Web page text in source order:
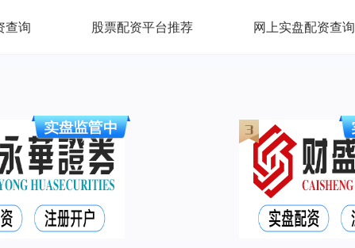
查询 股票配资平台推荐 网上实盘配资查询